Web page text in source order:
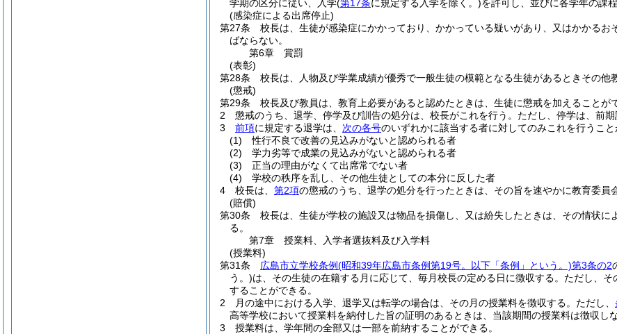
学期の区分に従い、入学(第17条に規定する入学を除く。)を許可し、並びに各学年の課
(感染症による出席停止)
第27条
校長は、生徒が感染症にかかっており、かかっている疑いがあり、又はかかる
ばならない。
第6章
賞罰
(表彰)
第28条
校長は、人物及び学業成績が優秀で一般生徒の模範となる生徒があるときその他
(懲戒)
第29条
校長及び教員は、教育上必要があると認めたときは、生徒に懲戒を加えることが
2
懲戒のうち、退学、停学及び訓告の処分は、校長がこれを行う。 ただし、停学は、前
3
前項に規定する退学は、 次の各号のいずれかに該当する者に対してのみこれを行うこと
(1)
性行不良で改善の見込みがないと認められる者
(2)
学力劣等で成業の見込みがないと認められる者
(3)
正当の理由がなくて出席常でない者
(4)
学校の秩序を乱し、その他生徒としての本分に反した者
4
校長は、 第2項の懲戒のうち、退学の処分を行ったときは、その旨を速やかに教育委員
(賠償)
第30条
校長は、生徒が学校の施設又は物品を損傷し、又は紛失したときは、その情状
る。
第7章
授業料、入学者選抜料及び入学料
(授業料)
第31条
広島市立学校条例(昭和39年広島市条例第19号。以下「条例」という。)第3条の2
う。)は、その生徒の在籍する月に応じて、毎月校長の定める日に徴収する。 ただし、そ
することができる。
2
月の途中における入学、退学又は転学の場合は、その月の授業料を徴収する。 ただし、
高等学校において授業料を納付した旨の証明のあるときは、当該期間の授業料は徴収しな
3
授業料は、学年間の全部又は一部を前納することができる。